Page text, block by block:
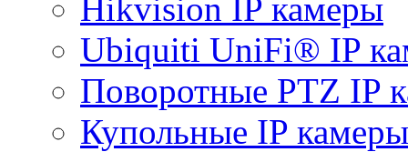
Hikvision IP камеры
Ubiquiti UniFi® IP
Поворотные PTZ IP
Купольные IP камеры